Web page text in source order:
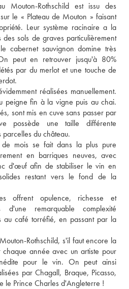
Mouton-Rothschild est issu des
le « Plateau de Mouton » faisant
Leur système racinaire a la
sols de graves particulièrement
cabernet sauvignon domine très
peut en retrouver jusqu'à 80%
par du merlot et une touche de
réalisées manuellement.
peigne fin à la vigne puis au chai.
sont mis en cuve sans passer par
possède une taille différente
du château.
de mois se fait dans la plus pure
en barriques neuves, avec
d'œuf afin de stabiliser le vin en
restant vers le fond de la
offrent opulence, richesse et
d'une remarquable complexité
au café torréfié, en passant par la
Rothschild, s'il faut encore la
année avec un artiste pour
pour le vin. On peut ainsi
par Chagall, Braque, Picasso,
le Prince Charles d'Angleterre !